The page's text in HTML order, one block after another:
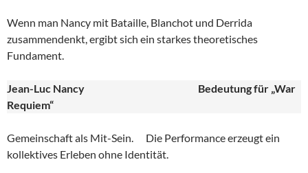
Wenn man Nancy mit Bataille, Blanchot und Derrida
zusammendenkt, ergibt sich ein starkes theoretisches
Fundament.
Jean-Luc Nancy
Bedeutung für „War
Requiem“
Gemeinschaft als Mit-Sein. Die Performance erzeugt ein
kollektives Erleben ohne Identität.